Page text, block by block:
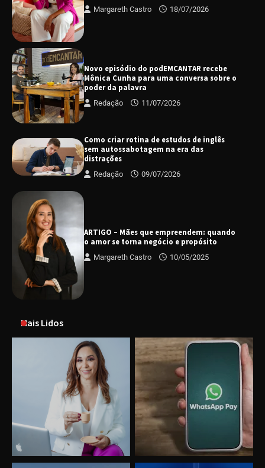
Margareth Castro 18/07/2026
Novo episódio do podEMCANTAR recebe
Mônica Cunha para uma conversa sobre o
poder da palavra
Redação 11/07/2026
Como criar rotina de estudos de inglês
sem autossabotagem na era das
distrações
Redação 09/07/2026
ARTIGO – Mães que empreendem: quando
o amor se torna negócio e propósito
Margareth Castro 10/05/2025
Mais Lidos